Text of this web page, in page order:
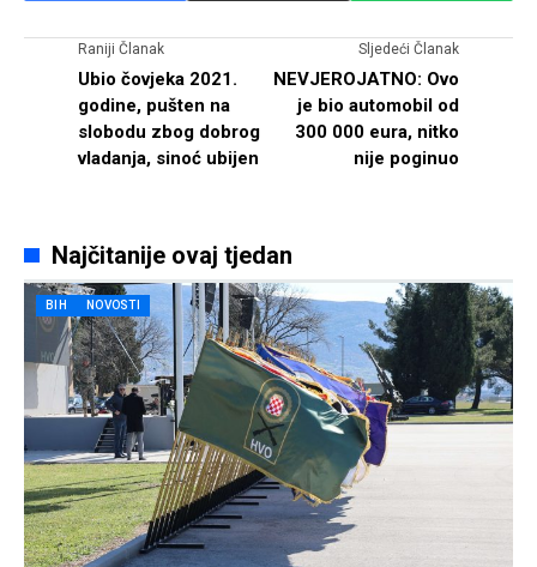
Raniji Članak
Ubio čovjeka 2021.
godine, pušten na
slobodu zbog dobrog
vladanja, sinoć ubijen
Sljedeći Članak
NEVJEROJATNO: Ovo
je bio automobil od
300 000 eura, nitko
nije poginuo
Najčitanije ovaj tjedan
BIH NOVOSTI